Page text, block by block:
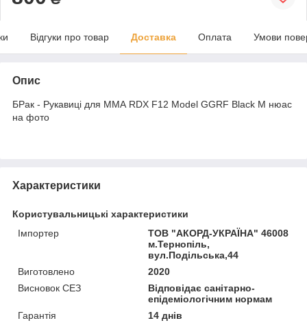
Відгуки про товар Доставка Оплата Умови
Опис
БРак - Рукавиці для ММА RDX F12 Model GGRF Black M нюас
на фото
Характеристики
Користувальницькі характеристики
Імпортер
ТОВ "АКОРД-УКРАЇНА" 46008
м.Тернопіль,
вул.Подільська,44
Виготовлено
2020
Висновок СЕЗ
Відповідає санітарно-
епідеміологічним нормам
Гарантія
14 днів